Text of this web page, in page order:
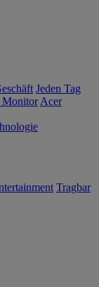
Jeden Tag
Monitor Acer
Tragbar